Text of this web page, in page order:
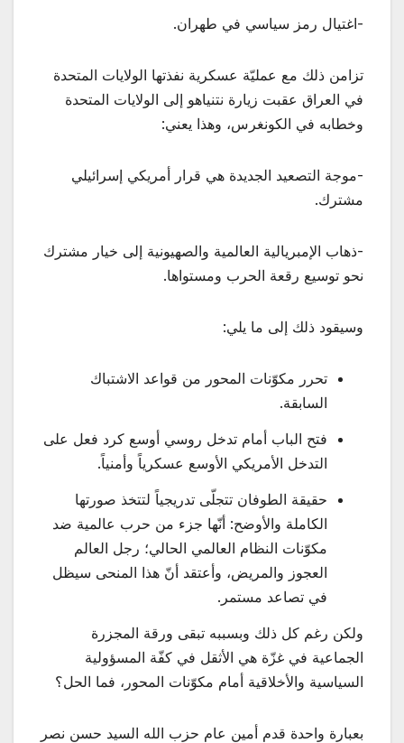
-اغتيال رمز سياسي في طهران.
تزامن ذلك مع عمليّة عسكرية نفذتها الولايات المتحدة
في العراق عقبت زيارة نتنياهو إلى الولايات المتحدة
وخطابه في الكونغرس، وهذا يعني:
-موجة التصعيد الجديدة هي قرار أمريكي إسرائيلي
مشترك.
-ذهاب الإمبريالية العالمية والصهيونية إلى خيار مشترك
نحو توسيع رقعة الحرب ومستواها.
وسيقود ذلك إلى ما يلي:
تحرر مكوّنات المحور من قواعد الاشتباك
السابقة.
فتح الباب أمام تدخل روسي أوسع كرد فعل على
التدخل الأمريكي الأوسع عسكرياً وأمنياً.
حقيقة الطوفان تتجلّى تدريجياً لتتخذ صورتها
الكاملة والأوضح: أنّها جزء من حرب عالمية ضد
مكوّنات النظام العالمي الحالي؛ رجل العالم
العجوز والمريض، وأعتقد أنّ هذا المنحى سيظل
في تصاعد مستمر.
ولكن رغم كل ذلك وبسببه تبقى ورقة المجزرة
الجماعية في غزّة هي الأثقل في كفّة المسؤولية
السياسية والأخلاقية أمام مكوّنات المحور، فما الحل؟
بعبارة واحدة قدم أمين عام حزب الله السيد حسن نصر